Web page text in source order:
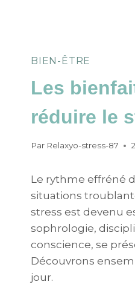
BIEN-ÊTRE
Les
réduire le
Par Relaxyo-stress-87
Le rythme effréné
situations
stress est devenu
sophrologie,
conscience, se
Découvrons
jour.